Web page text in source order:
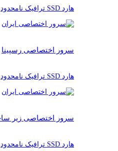
هارد SSD ترافیک نامحدود
سرور اختصاصی رسپینا
هارد SSD ترافیک نامحدود
سرور اختصاصی زیر
هارد SSD ترافیک نامحدود